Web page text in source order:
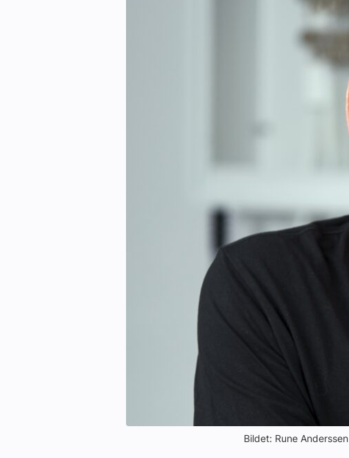
Abonner på fagbladet Byggfakta Nyheter
Bildet: Rune Anderssen